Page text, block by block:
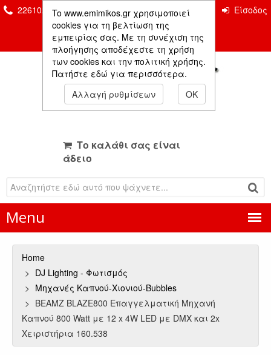
To www.emimikos.gr χρησιμοποιεί
cookies για τη βελτίωση της
εμπειρίας σας. Με τη συνέχιση της
πλοήγησης αποδέχεστε τη χρήση
των cookies και την πολιτική χρήσης.
Πατήστε εδώ για περισσότερα.
Αλλαγή ρυθμίσεων
OK
2261026435 & 2261081666 Επικοινωνία
Είσοδος
Μέλους
Το καλάθι σας είναι
άδειο
Menu
Home
DJ Lighting - Φωτισμός
Μηχανές Καπνού-Χιονιού-Bubbles
BEAMZ BLAZE800 Επαγγελματική Μηχανή
Καπνού 800 Watt με 12 x 4W LED με DMX και 2x
Χειριστήρια 160.538